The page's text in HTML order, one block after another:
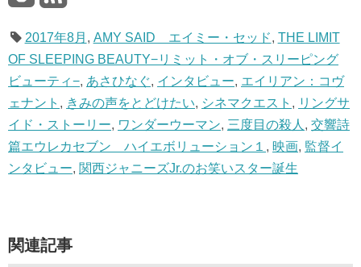
2017年8月 , AMY SAID エイミー・セッド, THE LIMIT
OF SLEEPING BEAUTY−リミット・オブ・スリーピング
ビューティ−, あさひなぐ, インタビュー, エイリアン：コヴ
ェナント , きみの声をとどけたい, シネマクエスト , リングサ
イド・ストーリー, ワンダーウーマン, 三度目の殺人 , 交響詩
篇エウレカセブン ハイエボリューション１ , 映画, 監督イ
ンタビュー, 関西ジャニーズJr.のお笑いスター誕生
関連記事